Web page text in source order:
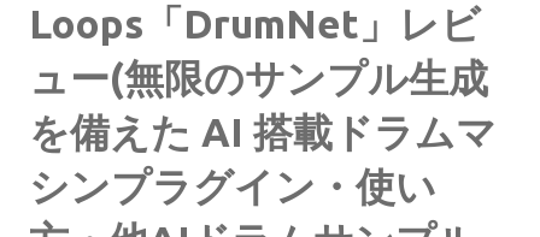
Loops「DrumNet」レビ
ュー(無限のサンプル生成
を備えた AI 搭載ドラムマ
シンプラグイン・使い